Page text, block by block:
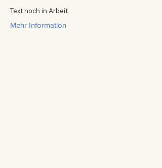
Text noch in Arbeit
Mehr Information